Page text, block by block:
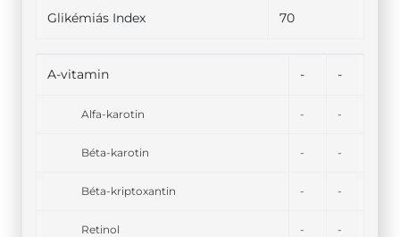
Glikémiás Index 70
A-vitamin - -
Alfa-karotin - -
Béta-karotin - -
Béta-kriptoxantin - -
Retinol - -